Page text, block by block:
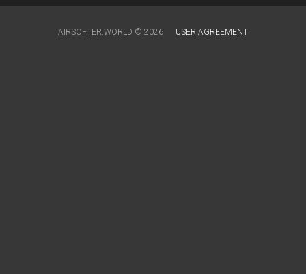
AIRSOFTER.WORLD © 2026 USER AGREEMENT